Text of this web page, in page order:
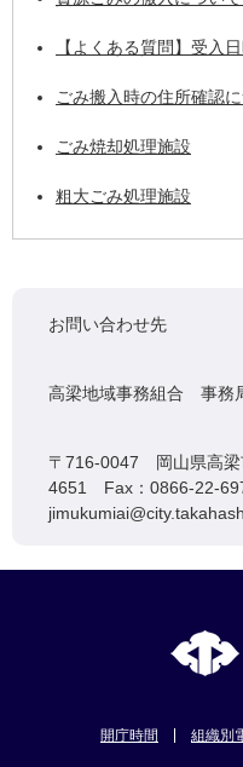
【よくある質問】受入
ごみ搬入時の住所確認
ごみ焼却処理施設
粗大ごみ処理施設
お問い合わせ先
高梁地域事務組合 事務
〒716-0047 岡山県高
4651 Fax：0866-22-
開庁時間 組織別